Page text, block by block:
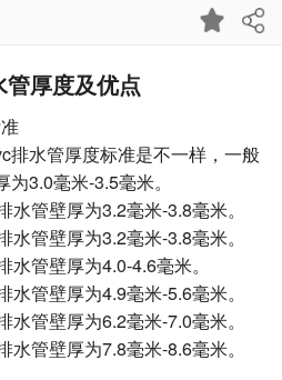
厚度及优点
排水管厚度标准是不一样，一般
3.0毫米-3.5毫米。
管壁厚为3.2毫米-3.8毫米。
管壁厚为3.2毫米-3.8毫米。
管壁厚为4.0-4.6毫米。
管壁厚为4.9毫米-5.6毫米。
管壁厚为6.2毫米-7.0毫米。
管壁厚为7.8毫米-8.6毫米。